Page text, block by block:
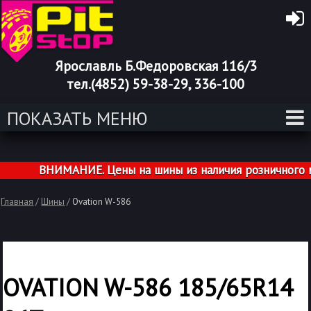
Ярославль Б.Федоровская 116/3
тел.(4852) 59-38-29, 336-100
ПОКАЗАТЬ МЕНЮ
ВНИМАНИЕ. Цены на шины из наличия розничного
Главная / Шины / Ovation W-586
OVATION W-586 185/65R14